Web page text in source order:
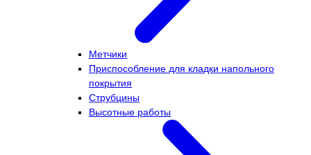
Метчики
Приспособление для кладки напольного
покрытия
Струбцины
Высотные работы